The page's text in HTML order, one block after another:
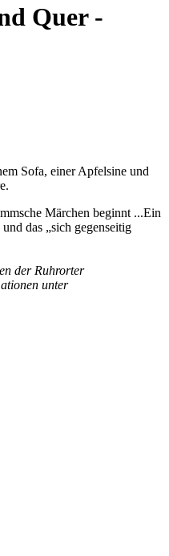
Quer -
Sofa, einer Apfelsine und
Märchen beginnt ...Ein
das „sich gegenseitig
der Ruhrorter
unter